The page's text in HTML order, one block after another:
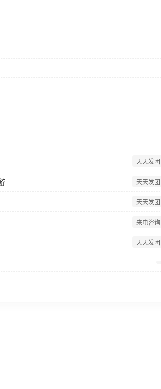
天天发团
天天发团
天天发团
来电咨询
天天发团